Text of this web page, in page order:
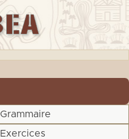
Grammaire
Exercices